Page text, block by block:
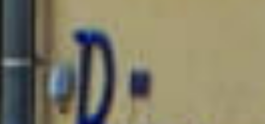
Übersicht: Unsere Schule